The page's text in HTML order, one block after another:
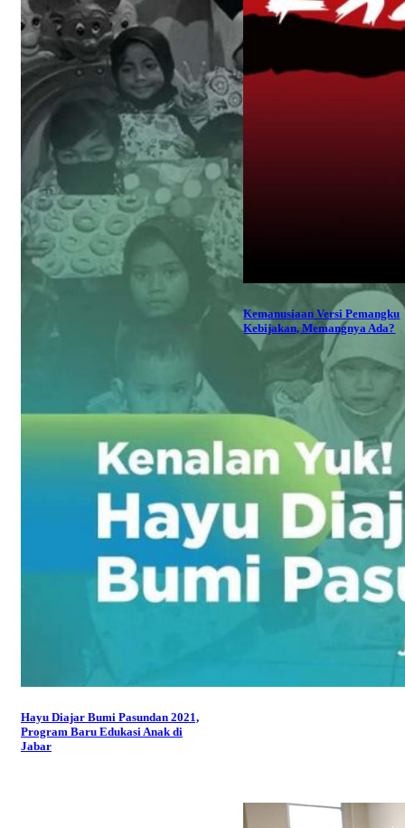
Hayu Diajar Bumi Pasundan 2021,
Program Baru Edukasi Anak di
Jabar
Kemanusiaan Versi Pemangku
Kebijakan, Memangnya Ada?